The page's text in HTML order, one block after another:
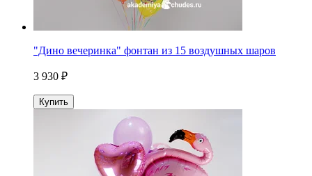
"Дино вечеринка" фонтан из 15 воздушных шаров
3 930 ₽
Купить